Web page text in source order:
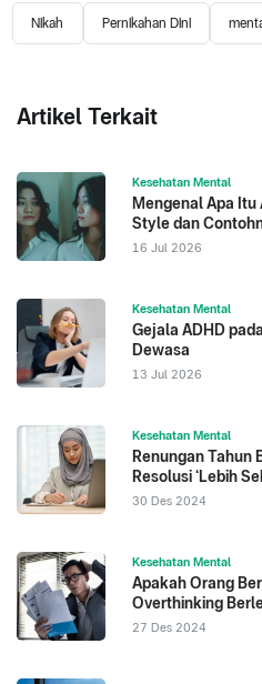
Nikah Pernikahan Dini
Artikel Terkait
Kesehatan Mental
Mengenal Apa
Style dan
16 Jul 2026
Kesehatan Mental
Gejala ADHD
Dewasa
13 Jul 2026
Kesehatan Mental
Renungan Tahun
Resolusi ‘Lebih
30 Des 2024
Kesehatan Mental
Apakah Orang
Overthinking
27 Des 2024